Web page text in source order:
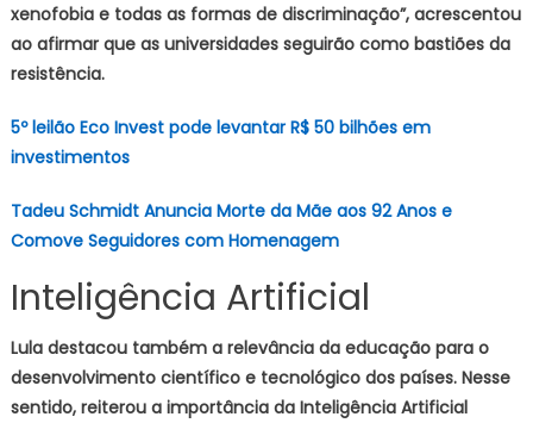
xenofobia e todas as formas de discriminação”, acrescentou
ao afirmar que as universidades seguirão como bastiões da
resistência.
5º leilão Eco Invest pode levantar R$ 50 bilhões em
investimentos
Tadeu Schmidt Anuncia Morte da Mãe aos 92 Anos e
Comove Seguidores com Homenagem
Inteligência Artificial
Lula destacou também a relevância da educação para o
desenvolvimento científico e tecnológico dos países. Nesse
sentido, reiterou a importância da Inteligência Artificial